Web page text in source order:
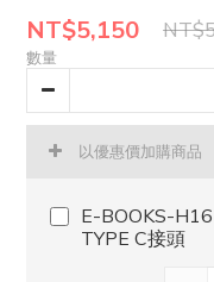
NT$5,150
數量
以優惠價加購商品
E-BOOKS-
TYPE C接頭